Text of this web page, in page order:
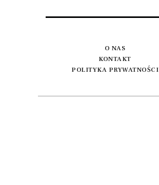
O NAS
KONTAKT
POLITYKA PRYWATNOŚCI